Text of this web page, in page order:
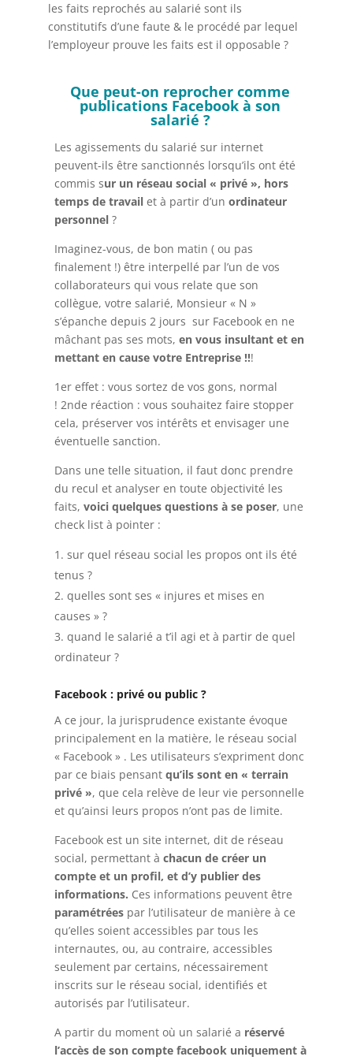
les faits reprochés au salarié sont ils
constitutifs d’une faute & le procédé par lequel
l’employeur prouve les faits est il opposable ?
Que peut-on reprocher comme
publications Facebook à son
salarié ?
Les agissements du salarié sur internet
peuvent-ils être sanctionnés lorsqu’ils ont été
commis sur un réseau social « privé », hors
temps de travailet à partir d’un ordinateur
personnel?
Imaginez-vous, de bon matin ( ou pas
finalement !) être interpellé par l’un de vos
collaborateurs qui vous relate que son
collègue, votre salarié, Monsieur « N »
s’épanche depuis 2 jours sur Facebook en ne
mâchant pas ses mots, en vous insultant et en
mettant en cause votre Entreprise !!!
1er effet : vous sortez de vos gons, normal
! 2nde réaction : vous souhaitez faire stopper
cela, préserver vos intérêts et envisager une
éventuelle sanction.
Dans une telle situation, il faut donc prendre
du recul et analyser en toute objectivité les
faits, voici quelques questions à se poser, une
check list à pointer :
sur quel réseau social les propos ont ils été
tenus ?
quelles sont ses « injures et mises en
causes » ?
quand le salarié a t’il agi et à partir de quel
ordinateur ?
Facebook : privé ou public ?
A ce jour, la jurisprudence existante évoque
principalement en la matière, le réseau social
« Facebook » . Les utilisateurs s’expriment donc
par ce biais pensant qu’ils sont en « terrain
privé », que cela relève de leur vie personnelle
et qu’ainsi leurs propos n’ont pas de limite.
Facebook est un site internet, dit de réseau
social, permettant à chacun de créer un
compte et un profil, et d’y publier des
informations. Ces informations peuvent être
paramétréespar l’utilisateur de manière à ce
qu’elles soient accessibles par tous les
internautes, ou, au contraire, accessibles
seulement par certains, nécessairement
inscrits sur le réseau social, identifiés et
autorisés par l’utilisateur.
A partir du moment où un salarié a réservé
l’accès de son compte facebook uniquement à